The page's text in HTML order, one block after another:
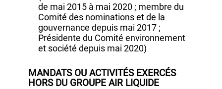
LIQUIDE
Administrateur : L’Air Liquide S.A.
(membredu Comité des rémunérations
demai 2015àmai 2020 ;membre du
Comité des nominations et de la
Présidente du Comité environnement
et société depuis mai 2020)